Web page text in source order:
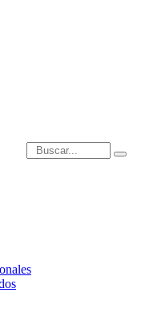
Introduce términos de